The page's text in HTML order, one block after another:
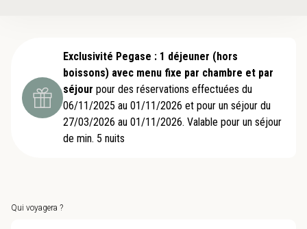
Exclusivité Pegase : 1 déjeuner (hors
boissons) avec menu fixe par chambre et par
séjour pour des réservations effectuées du
06/11/2025 au 01/11/2026 et pour un séjour du
27/03/2026 au 01/11/2026. Valable pour un séjour
de min. 5 nuits
Qui voyagera ?